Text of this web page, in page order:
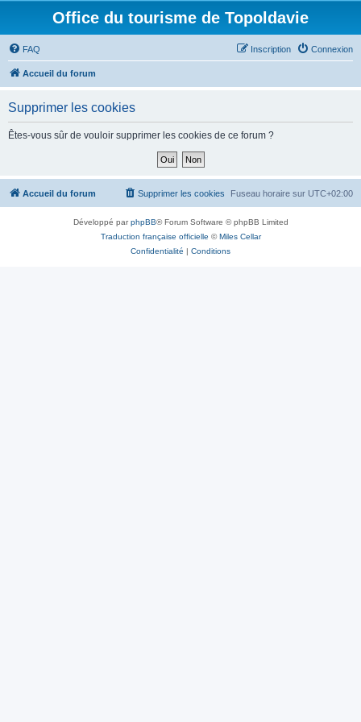
Office du tourisme de Topoldavie
FAQ Connexion
Inscription
Accueil du forum
Supprimer les cookies
Êtes-vous sûr de vouloir supprimer les cookies de ce forum ?
Accueil du forum Fuseau horaire sur UTC+02:00
Supprimer les cookies
Développé parphpBB® Forum Software © phpBB Limited
Traduction française officielle ©Miles Cellar
Confidentialité | Conditions